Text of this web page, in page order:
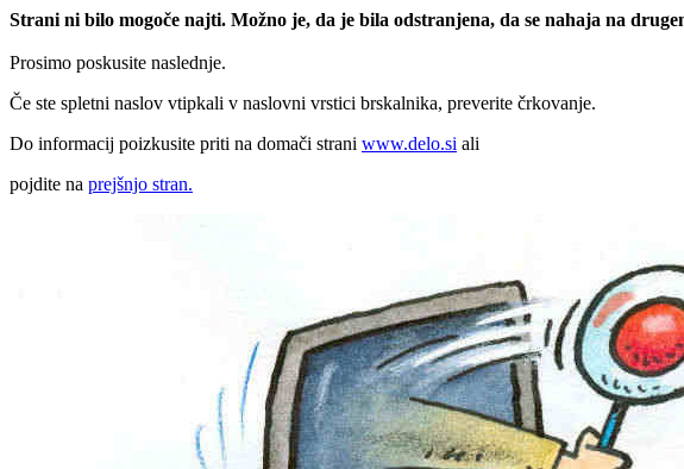
Strani ni bilo mogoče najti. Možno je, da je bila odstranjena, da se nahaja na
Prosimo poskusite naslednje.
Če ste spletni naslov vtipkali v naslovni vrstici brskalnika, preverite črkovanje.
Do informacij poizkusite priti na domači strani www.delo.si ali
pojdite na prejšnjo stran.